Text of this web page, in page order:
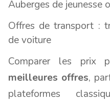
Auberges de jeunesse
Offres de transport :
de voiture
Comparer les prix
meilleures offres,
plateformes